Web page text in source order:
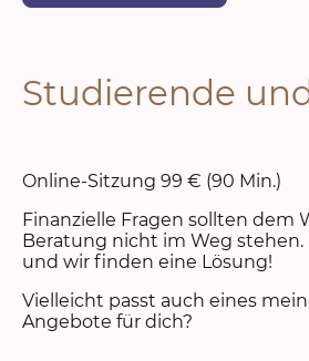
Studierende
Online-Sitzung 99 € (90 Min.)
Finanzielle Fragen sollten dem
Beratung nicht im Weg stehen.
und wir finden eine Lösung!
Vielleicht passt auch eines
Angebote für dich?